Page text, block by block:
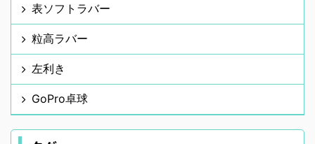
表ソフトラバー
粒高ラバー
左利き
GoPro卓球